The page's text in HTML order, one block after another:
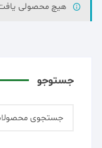
هیچ محصولی
جستوجو